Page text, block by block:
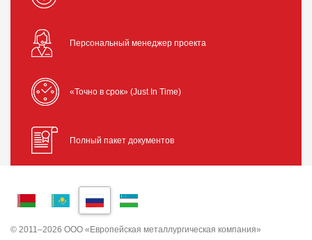
Персональный менеджер проекта
«Точно в срок» (Just In Time)
Полный пакет документов
© 2011–2026 ООО «Европейская металлургическая компания»